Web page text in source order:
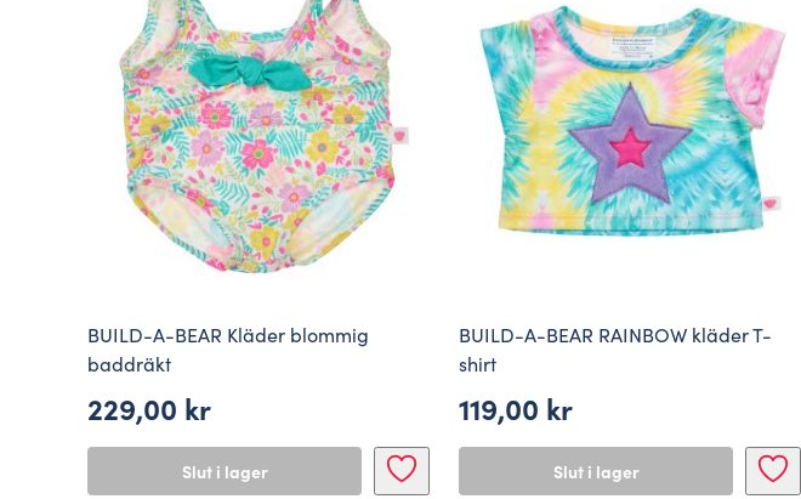
BUILD-A-BEAR Kläder blommig
baddräkt
229,00 kr
Slut i lager
BUILD-A-BEAR RAINBOW kläder T-
shirt
119,00 kr
Slut i lager